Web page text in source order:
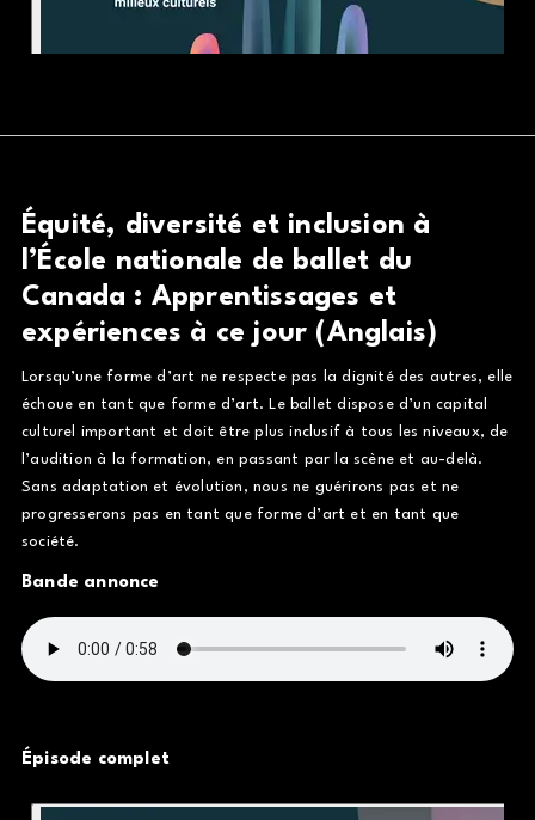
Équité, diversité et inclusion à
l’École nationale de ballet du
Canada : Apprentissages et
expériences à ce jour (Anglais)
Lorsqu’une forme d’art ne respecte pas la dignité des autres, elle
échoue en tant que forme d’art. Le ballet dispose d’un capital
culturel important et doit être plus inclusif à tous les niveaux, de
l’audition à la formation, en passant par la scène et au-delà.
Sans adaptation et évolution, nous ne guérirons pas et ne
progresserons pas en tant que forme d’art et en tant que
société.
Bande annonce
Épisode complet